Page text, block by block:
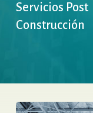
Servicios Post
Construcción